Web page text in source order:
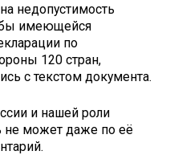
недопустимость
имеющейся
по
120 стран,
с текстом документа.
и нашей роли
может даже по её